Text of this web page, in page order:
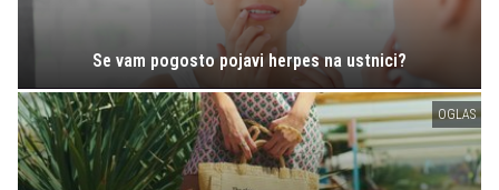
Se vam pogosto pojavi herpes na ustnici?
OGLAS